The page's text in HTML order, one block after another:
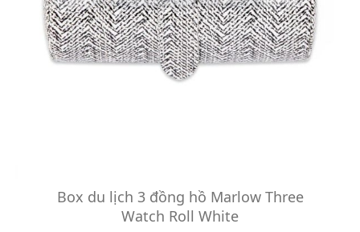
Box du lịch 3 đồng hồ Marlow Three
Watch Roll White